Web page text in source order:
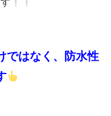
ではなく、防水性